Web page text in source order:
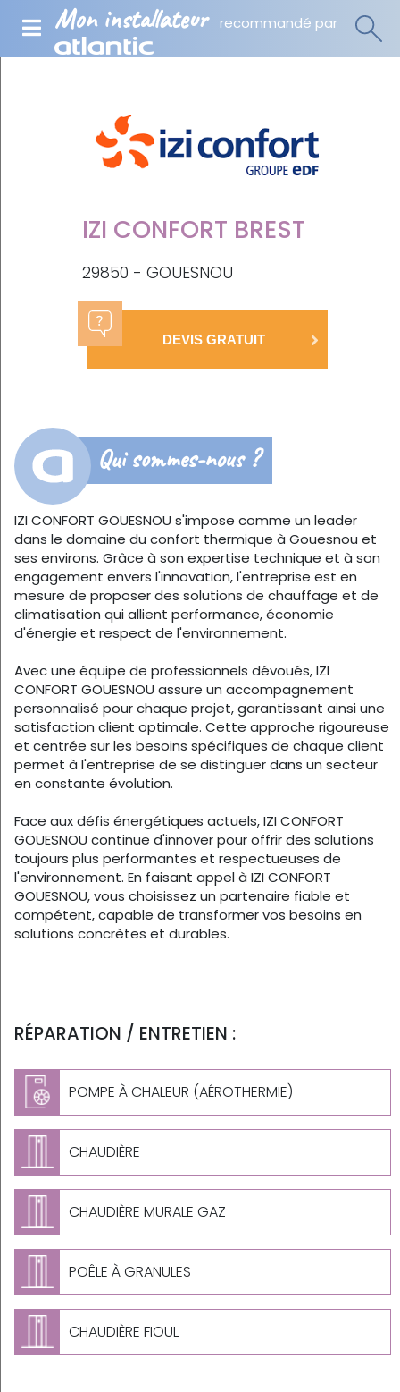
Mon installateur recommandé par
IZI CONFORT BREST
29850 - GOUESNOU
DEVIS GRATUIT
Qui sommes-nous ?
IZI CONFORT GOUESNOU s'impose comme un leader
dans le domaine du confort thermique à Gouesnou et
ses environs. Grâce à son expertise technique et à son
engagement envers l'innovation, l'entreprise est en
mesure de proposer des solutions de chauffage et de
climatisation qui allient performance, économie
d'énergie et respect de l'environnement.
Avec une équipe de professionnels dévoués, IZI
CONFORT GOUESNOU assure un accompagnement
personnalisé pour chaque projet, garantissant ainsi une
satisfaction client optimale. Cette approche rigoureuse
et centrée sur les besoins spécifiques de chaque client
permet à l'entreprise de se distinguer dans un secteur
en constante évolution.
Face aux défis énergétiques actuels, IZI CONFORT
GOUESNOU continue d'innover pour offrir des solutions
toujours plus performantes et respectueuses de
l'environnement. En faisant appel à IZI CONFORT
GOUESNOU, vous choisissez un partenaire fiable et
compétent, capable de transformer vos besoins en
solutions concrètes et durables.
RÉPARATION / ENTRETIEN :
POMPE À CHALEUR (AÉROTHERMIE)
CHAUDIÈRE
CHAUDIÈRE MURALE GAZ
POÊLE À GRANULES
CHAUDIÈRE FIOUL